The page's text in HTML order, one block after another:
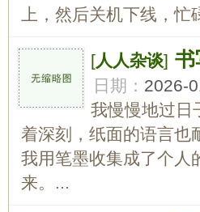
上，然后关机下线，
[人人杂谈] 书
日期： 2026-
我慢慢地过日
着深刻，纸面的语言也
我用笔墨收集成了个人
来。...